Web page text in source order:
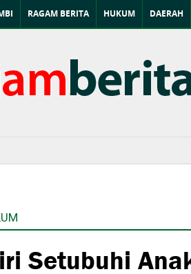
RAGAM BERITA HUKUM DAERAH
Setubuhi